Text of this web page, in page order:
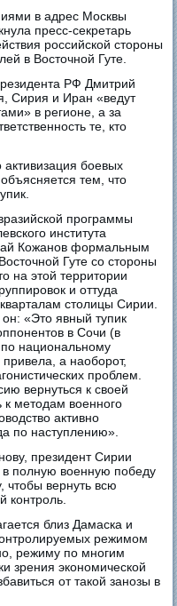
в адрес Москвы
пресс-секретарь
российской стороны
в Восточной Гуте.
РФ Дмитрий
Сирия и Иран «ведут
в регионе, а за
те, кто
активизация боевых
тем, что
программы
института
Кожанов формальным
Гуте со стороны
на этой территории
и оттуда
столицы Сирии.
«Это явный тупик
в Сочи (в
по национальному
а наоборот,
проблем.
вернуться к своей
к методам военного
активно
по наступлению».
президент Сирии
полную военную победу
чтобы вернуть всю
контроль.
близ Дамаска и
режимом
режиму по многим
зрения экономической
от такой занозы в